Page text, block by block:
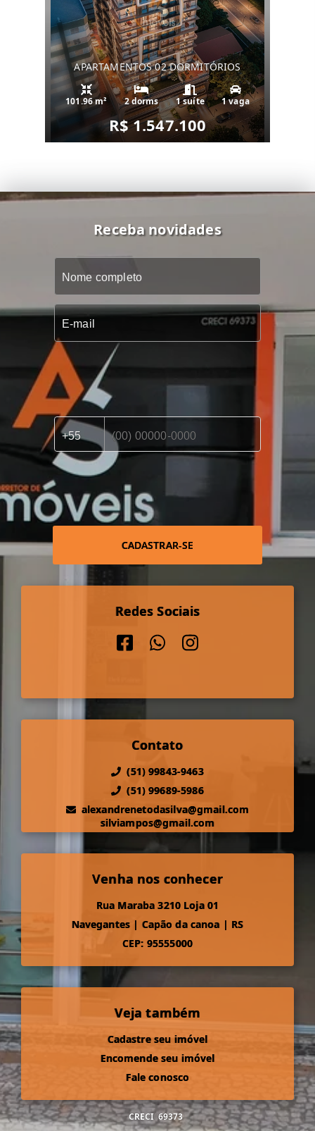
APARTAMENTOS 02 DORMITÓRIOS
101.96 m² 2 dorms 1 suíte 1 vaga
R$ 1.547.100
Receba novidades
CADASTRAR-SE
Redes Sociais
Contato
(51) 99843-9463
(51) 99689-5986
alexandrenetodasilva@gmail.com
silviampos@gmail.com
Venha nos conhecer
Rua Maraba 3210 Loja 01
Navegantes | Capão da canoa | RS
CEP: 95555000
Veja também
Cadastre seu imóvel
Encomende seu imóvel
Fale conosco
CRECI 69373